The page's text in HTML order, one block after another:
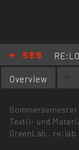
Overview
Sommersemester
Textil- und
GreenLab , re:lab